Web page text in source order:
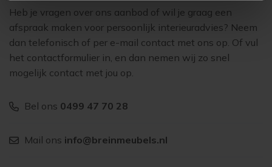
Heb je vragen over ons aanbod of wil je graag een
afspraak maken voor persoonlijk interieuradvies? Neem
dan telefonisch of per e-mail contact met ons op. Of vul
het contactformulier in, en dan nemen wij zo snel
mogelijk contact met jou op.
Bel ons 0499 47 70 28
Mail ons info@breinmeubels.nl